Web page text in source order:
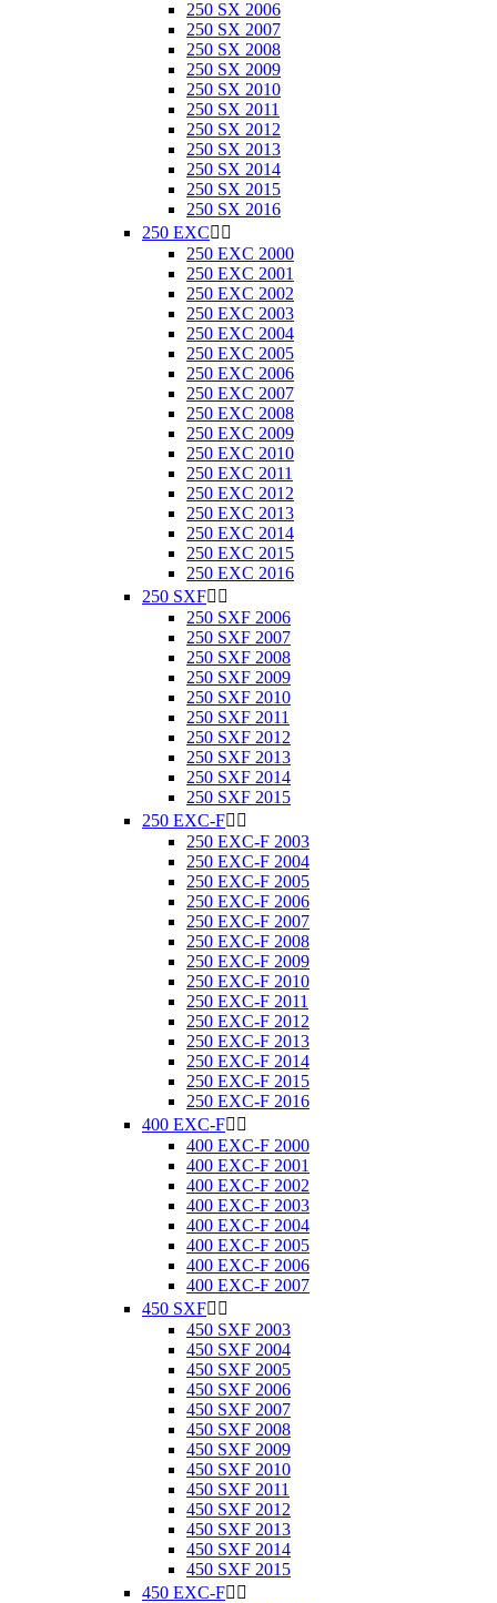
250 SX 2006
250 SX 2007
250 SX 2008
250 SX 2009
250 SX 2010
250 SX 2011
250 SX 2012
250 SX 2013
250 SX 2014
250 SX 2015
250 SX 2016
250 EXC 
250 EXC 2000
250 EXC 2001
250 EXC 2002
250 EXC 2003
250 EXC 2004
250 EXC 2005
250 EXC 2006
250 EXC 2007
250 EXC 2008
250 EXC 2009
250 EXC 2010
250 EXC 2011
250 EXC 2012
250 EXC 2013
250 EXC 2014
250 EXC 2015
250 EXC 2016
250 SXF 
250 SXF 2006
250 SXF 2007
250 SXF 2008
250 SXF 2009
250 SXF 2010
250 SXF 2011
250 SXF 2012
250 SXF 2013
250 SXF 2014
250 SXF 2015
250 EXC-F 
250 EXC-F 2003
250 EXC-F 2004
250 EXC-F 2005
250 EXC-F 2006
250 EXC-F 2007
250 EXC-F 2008
250 EXC-F 2009
250 EXC-F 2010
250 EXC-F 2011
250 EXC-F 2012
250 EXC-F 2013
250 EXC-F 2014
250 EXC-F 2015
250 EXC-F 2016
400 EXC-F 
400 EXC-F 2000
400 EXC-F 2001
400 EXC-F 2002
400 EXC-F 2003
400 EXC-F 2004
400 EXC-F 2005
400 EXC-F 2006
400 EXC-F 2007
450 SXF 
450 SXF 2003
450 SXF 2004
450 SXF 2005
450 SXF 2006
450 SXF 2007
450 SXF 2008
450 SXF 2009
450 SXF 2010
450 SXF 2011
450 SXF 2012
450 SXF 2013
450 SXF 2014
450 SXF 2015
450 EXC-F 